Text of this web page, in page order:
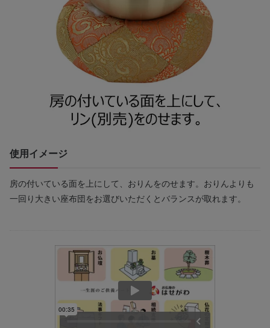
使用イメージ
房の付いている面を上にして、おりんをのせます。おりんよりも
一回り大きい座布団をお選びいただくとバランスが取れます。